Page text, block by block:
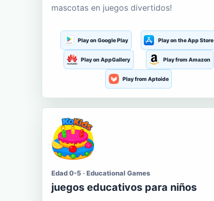
mascotas en juegos divertidos!
Play on Google Play Play on the App Store
Play on AppGallery Play from Amazon
Play from Aptoide
Edad 0-5 · Educational Games
juegos educativos para niños